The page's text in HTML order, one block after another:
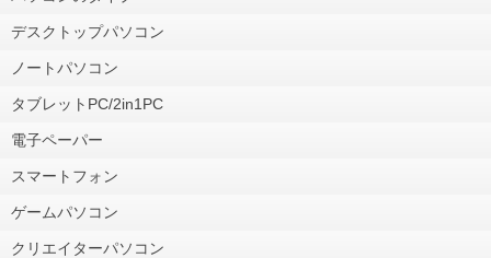
デスクトップパソコン
ノートパソコン
タブレットPC/2in1PC
電子ペーパー
スマートフォン
ゲームパソコン
クリエイターパソコン